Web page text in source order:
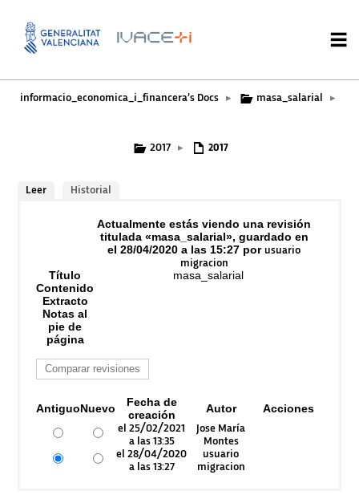
informacio_economica_i_financera’s Docs ▸ masa_salarial ▸
2017 ▸ 2017
Leer Historial
Actualmente estás viendo una revisión
titulada «masa_salarial», guardado en
el 28/04/2020 a las 15:27 porusuario
migracion
Título
masa_salarial
Contenido
Extracto
Notas al
pie de
página
AntiguoNuevo
Fecha de
creación
Autor Acciones
el 25/02/2021
a las 13:35
Jose María
Montes
el 28/04/2020
a las 13:27
usuario
migracion